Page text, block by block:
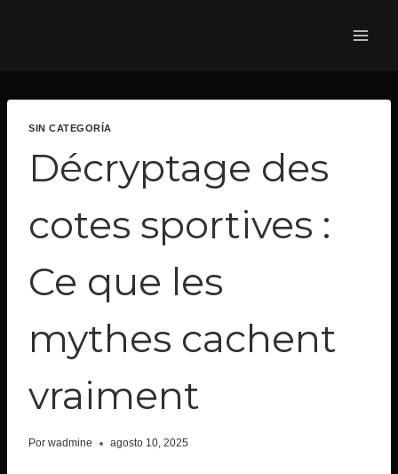
SIN CATEGORÍA
Décryptage des
cotes sportives :
Ce que les
mythes cachent
vraiment
Por wadmine agosto 10, 2025